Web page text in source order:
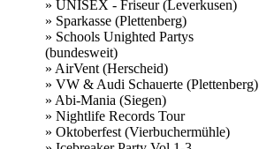
» UNISEX - Friseur (Leverkusen)
» Sparkasse (Plettenberg)
» Schools Unighted Partys
(bundesweit)
» AirVent (Herscheid)
» VW & Audi Schauerte (Plettenberg)
» Abi-Mania (Siegen)
» Nightlife Records Tour
» Oktoberfest (Vierbuchermühle)